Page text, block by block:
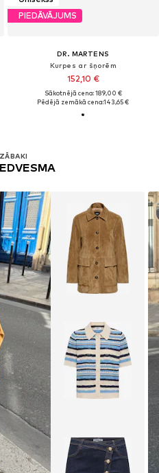
PIEDĀVĀJUMS
DR. MARTENS
Kurpes ar šņorēm
152,10 €
Sākotnējā cena: 189,00 €
Pēdējā zemākā cena:143,65 €